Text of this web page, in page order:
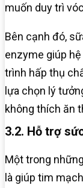
muốn duy trì
Bên cạnh đó,
enzyme giúp
trình hấp thụ
lựa chọn lý
không thích ăn
3.2. Hỗ trợ
Một trong
là giúp tim